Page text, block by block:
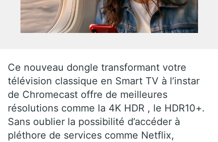
Ce nouveau dongle transformant votre
télévision classique en Smart TV à l’instar
de Chromecast offre de meilleures
résolutions comme la 4K HDR , le HDR10+.
Sans oublier la possibilité d’accéder à
pléthore de services comme Netflix,